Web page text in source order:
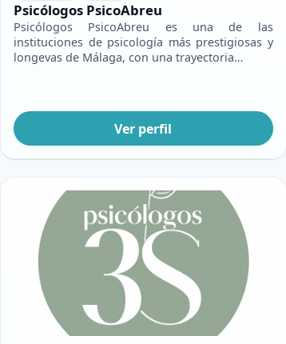
Psicólogos PsicoAbreu
Psicólogos PsicoAbreu es una de las
instituciones de psicología más prestigiosas y
longevas de Málaga, con una trayectoria…
Ver perfil